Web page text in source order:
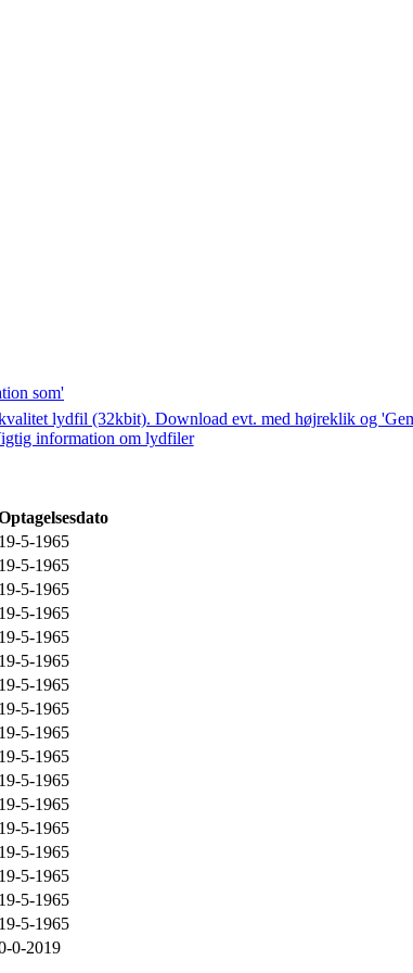
som'
lydfil (32kbit). Download evt. med højreklik og
information om lydfiler
19-5-1965
19-5-1965
19-5-1965
19-5-1965
19-5-1965
19-5-1965
19-5-1965
19-5-1965
19-5-1965
19-5-1965
19-5-1965
19-5-1965
19-5-1965
19-5-1965
19-5-1965
19-5-1965
19-5-1965
0-2019